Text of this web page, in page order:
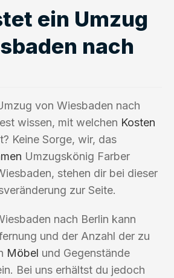
ein Umzug
nach
von Wiesbaden nach
wissen, mit welchen Kosten
Keine Sorge, wir, das
Umzugskönig Farber
stehen dir bei dieser
zur Seite.
nach Berlin kann
und der Anzahl der zu
Möbel und Gegenstände
Bei uns erhältst du jedoch